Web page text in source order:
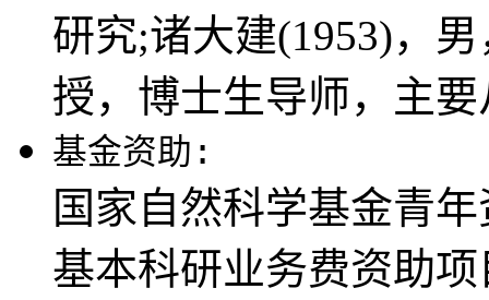
研究;诸大建(1953)，
授，博士生导师，主
基金资助:
国家自然科学基金青
基本科研业务费资助